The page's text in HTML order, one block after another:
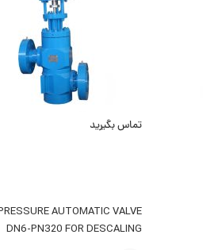
تماس بگیرید
AUTOMATIC VALVE
DN6-PN320 FOR DESCALING